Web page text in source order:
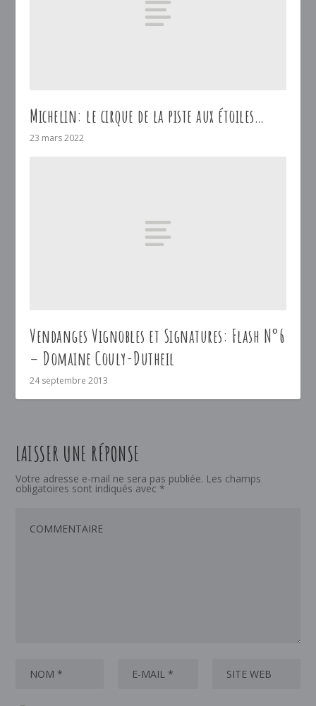
Michelin: le cirque de la piste aux étoiles…
23 mars 2022
Vendanges Vignobles et Signatures: Flash N°6
– Domaine Couly-Dutheil
24 septembre 2013
LAISSER UNE RÉPONSE
Votre adresse e-mail ne sera pas publiée. Les champs
obligatoires sont indiqués avec *